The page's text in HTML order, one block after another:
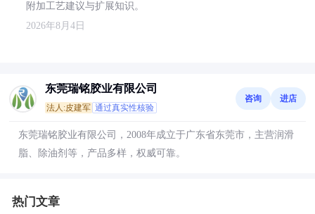
附加工艺建议与扩展知识。
2026年8月4日
东莞瑞铭胶业有限公司
法人:皮建军 通过真实性核验
咨询 进店
东莞瑞铭胶业有限公司，2008年成立于广东省东莞市，主营润滑
脂、除油剂等，产品多样，权威可靠。
热门文章